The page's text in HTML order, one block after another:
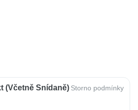
(včetně Snídaně) Storno podmínky